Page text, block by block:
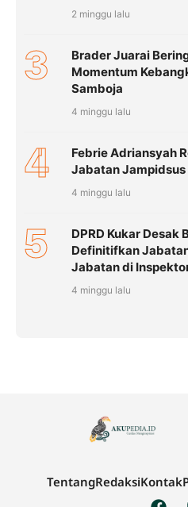
2 minggu lalu
3
Brader Juarai
Momentum
Samboja
4 minggu lalu
4
Febrie Adriansyah
Jabatan Jampidsus
4 minggu lalu
5
DPRD Kukar Desak
Definitifkan
Jabatan di
4 minggu lalu
TentangRedaksiKontak